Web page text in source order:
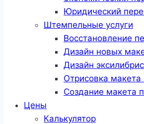
Юридический
Штемпельные услуги
Восстановление
Дизайн новых
Дизайн
Отрисовка
Создание макета
Цены
Калькулятор